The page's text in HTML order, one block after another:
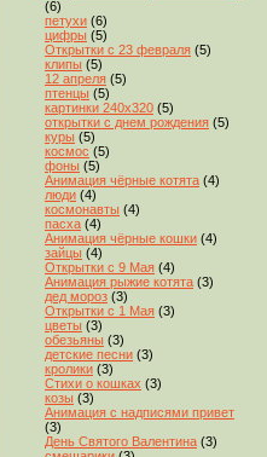
(6)
петухи (6)
цифры (5)
Открытки с 23 февраля (5)
клипы (5)
12 апреля (5)
птенцы (5)
картинки 240x320 (5)
открытки с днем рождения (5)
куры (5)
космос (5)
фоны (5)
Анимация чёрные котята (4)
люди (4)
космонавты (4)
пасха (4)
Анимация чёрные кошки (4)
зайцы (4)
Открытки с 9 Мая (4)
Анимация рыжие котята (3)
дед мороз (3)
Открытки с 1 Мая (3)
цветы (3)
обезьяны (3)
детские песни (3)
кролики (3)
Стихи о кошках (3)
козы (3)
Анимация с надписями привет
(3)
День Святого Валентина (3)